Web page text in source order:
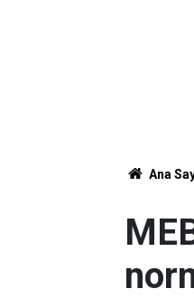
Ana